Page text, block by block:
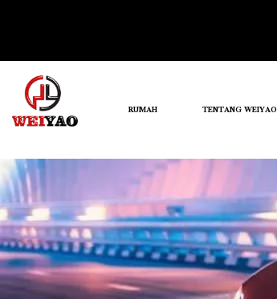
RUMAH TENTANG WEIYAO